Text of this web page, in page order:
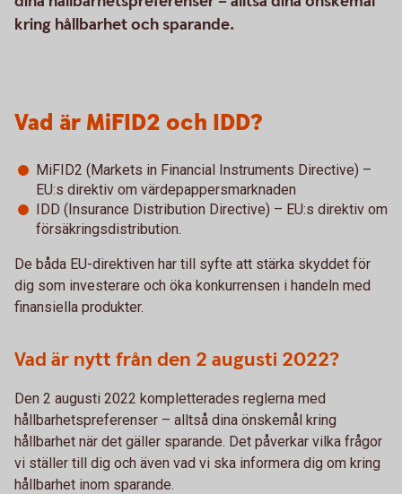
kring hållbarhet och sparande.
Vad är MiFID2 och IDD?
MiFID2 (Markets in Financial Instruments Directive) –
EU:s direktiv om värdepappersmarknaden
IDD (Insurance Distribution Directive) – EU:s direktiv om
försäkringsdistribution.
De båda EU-direktiven har till syfte att stärka skyddet för
dig som investerare och öka konkurrensen i handeln med
finansiella produkter.
Vad är nytt från den 2 augusti 2022?
Den 2 augusti 2022 kompletterades reglerna med
hållbarhetspreferenser – alltså dina önskemål kring
hållbarhet när det gäller sparande. Det påverkar vilka frågor
vi ställer till dig och även vad vi ska informera dig om kring
hållbarhet inom sparande.